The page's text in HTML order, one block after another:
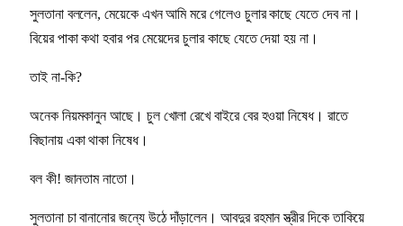
সুলতানা বললেন, মেয়েকে এখন আমি মরে গেলেও চুলার কাছে যেতে দেব না।
বিয়ের পাকা কথা হবার পর মেয়েদের চুলার কাছে যেতে দেয়া হয় না।
তাই না-কি?
অনেক নিয়মকানুন আছে। চুল খোলা রেখে বাইরে বের হওয়া নিষেধ। রাতে
বিছানায় একা থাকা নিষেধ।
বল কী! জানতাম নাতো।
সুলতানা চা বানানোর জন্যে উঠে দাঁড়ালেন। আবদুর রহমান স্ত্রীর দিকে তাকিয়ে